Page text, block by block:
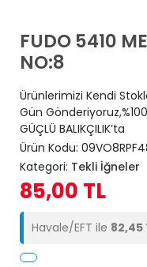
FUDO 5410
NO:8
Ürünlerimizi Kendi
Gün
GÜÇLÜ BALIKÇILIK’ta
Ürün Kodu:
Kategori: Tekli İğneler
85,00 TL
Havale/EFT ile 82,45